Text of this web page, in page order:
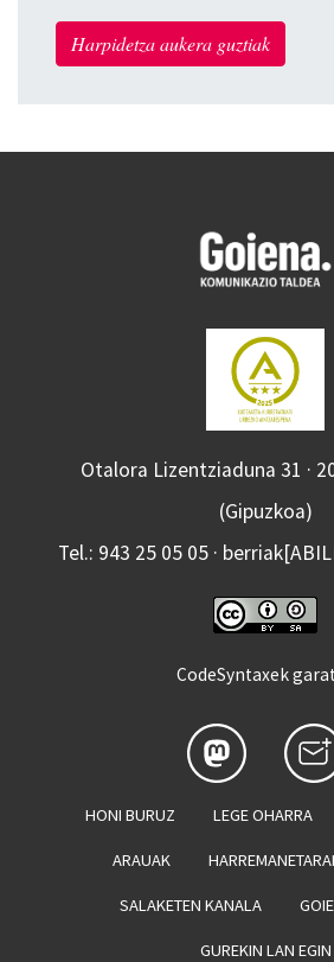
Harpidetza aukera guztiak
Otalora Lizentziaduna 31 ·
(Gipuzkoa)
Tel.: 943 25 05 05 ·
CodeSyntaxek
HONI BURUZ LEGE OHARRA
ARAUAK
SALAKETEN KANALA
GUREKIN LAN EGIN